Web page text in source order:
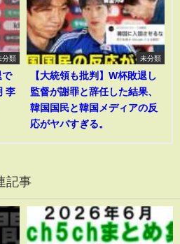
分類
で
李
未分類
【大統領も批判】W杯敗退し
監督が謝罪と辞任した結果、
韓国国民と韓国メディアの反
応がヤバすぎる。
記事